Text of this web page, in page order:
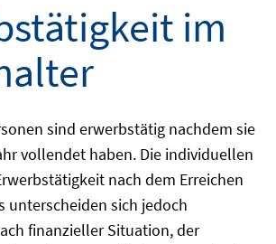
im
sind erwerbstätig nachdem sie
vollendet haben. Die individuellen
nach dem Erreichen
unterscheiden sich jedoch
finanzieller Situation, der